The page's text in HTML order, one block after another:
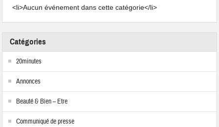
<li>Aucun événement dans cette catégorie</li>
Catégories
20minutes
Annonces
Beauté & Bien – Etre
Communiqué de presse